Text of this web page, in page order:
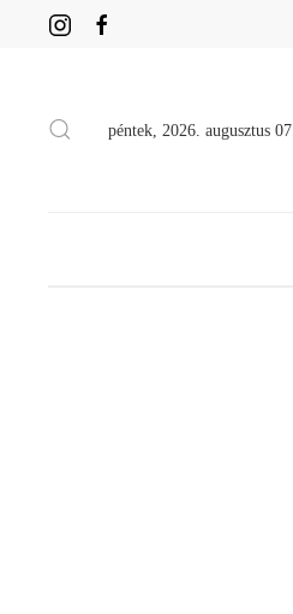
péntek, 2026. augusztus 07.